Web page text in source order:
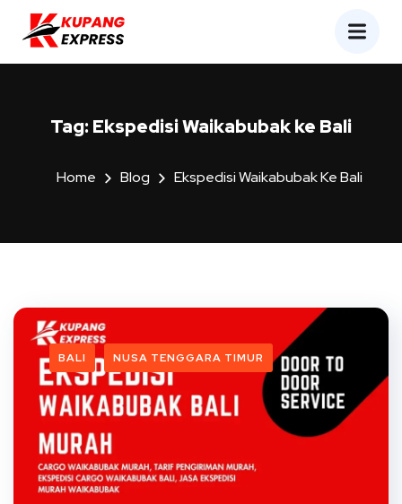
Tag: Ekspedisi Waikabubak ke Bali
Home Blog Ekspedisi Waikabubak Ke Bali
BALI NUSA TENGGARA TIMUR